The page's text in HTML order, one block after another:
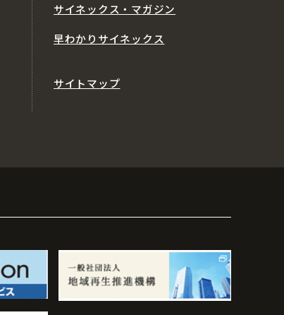
サイネックス・マガジン
早わかりサイネックス
サイトマップ